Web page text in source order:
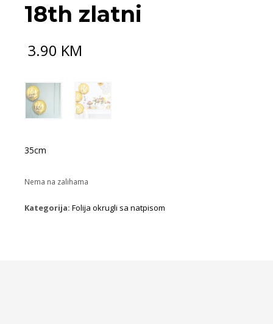
18th zlatni
3.90 KM
35cm
Nema na zalihama
Kategorija: Folija okrugli sa natpisom